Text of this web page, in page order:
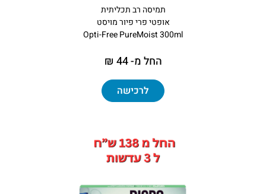
תמיסה רב תכליתית
אופטי פרי פיור מויסט
Opti-Free PureMoist 300ml
החל מ- 44 ₪
לרכישה